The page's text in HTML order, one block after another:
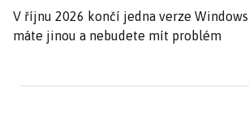
V říjnu 2026 končí jedna verze Windows
máte jinou a nebudete mít problém